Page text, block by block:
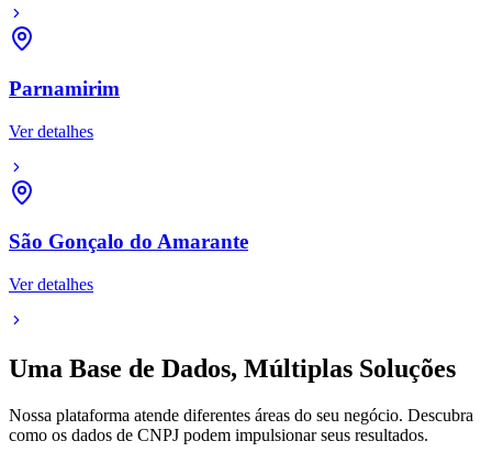
Parnamirim
Ver detalhes
São Gonçalo do Amarante
Ver detalhes
Uma Base de Dados, Múltiplas Soluções
Nossa plataforma atende diferentes áreas do seu negócio. Descubra
como os dados de CNPJ podem impulsionar seus resultados.